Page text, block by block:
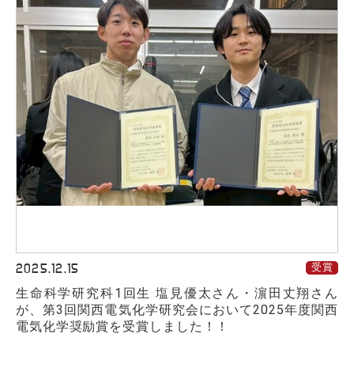
2025.12.15 受賞
生命科学研究科1回生 塩見優太さん・濵田丈翔さん
が、第3回関西電気化学研究会において2025年度関西
電気化学奨励賞を受賞しました！！